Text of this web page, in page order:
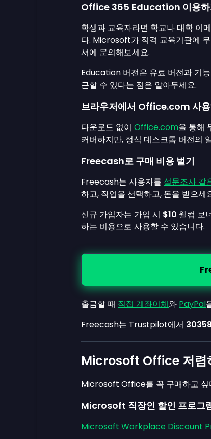
Office 365 Education 이용하
학생과 교육자라면 학교나 대학 이
다. Microsoft가 적격 교육기관에
서에 문의해보세요.
Education 버전은 유료 버전과 기
근할 수 있다는 점은 알아두세요.
브라우저에서 Office.com 사
다운로드 없이 Office.com을 통해
커버하지만, 정식 데스크톱 버전의
Freecash로 구매 비용 벌기
Freecash는 사용자를 설문조사 같
하고, 작업을 선택하고, 돈을 받으세
신규 가입자는 가입 시 $10 웰컴 보
하는 비용으로 사용할 수 있습니다.
출금할 때 직접 계좌이체와 PayPal
Freecash는 Trustpilot에서
Microsoft Office 저렴
Microsoft Office를 꼭 구매하고 싶
Microsoft 직장인 할인 프로그
Microsoft Workplace Discount